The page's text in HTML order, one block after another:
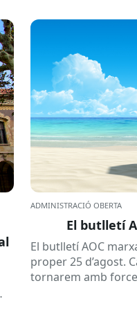
ADMINISTRACIÓ OBERTA
El butlletí
El butlletí AOC
proper 25 d’agost.
tornarem amb